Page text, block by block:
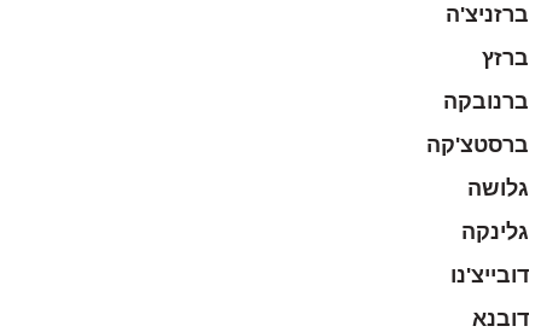
ברזניצ'ה
ברזץ
ברנובקה
ברסטצ'קה
גלושה
גלינקה
דובייצ'נו
דובנא